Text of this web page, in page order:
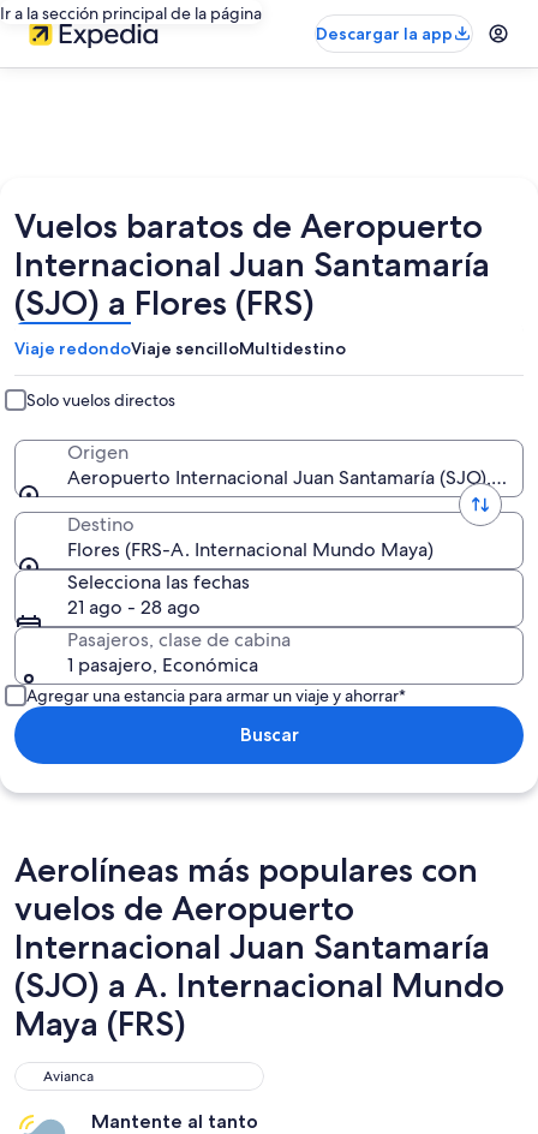
Ir a la sección principal de la página
Descargar la app
Vuelos baratos de Aeropuerto
Internacional Juan Santamaría
(SJO) a Flores (FRS)
Viaje redondoViaje sencilloMultidestino
Solo vuelos directos
Origen
Aeropuerto Internacional Juan Santamaría (SJO), San
Destino
Flores (FRS-A. Internacional Mundo Maya)
Selecciona las fechas
21 ago - 28 ago
Pasajeros, clase de cabina
1 pasajero, Económica
Agregar una estancia para armar un viaje y ahorrar*
Buscar
Aerolíneas más populares con
vuelos de Aeropuerto
Internacional Juan Santamaría
(SJO) a A. Internacional Mundo
Maya (FRS)
Avianca
Avianca
Mantente al tanto